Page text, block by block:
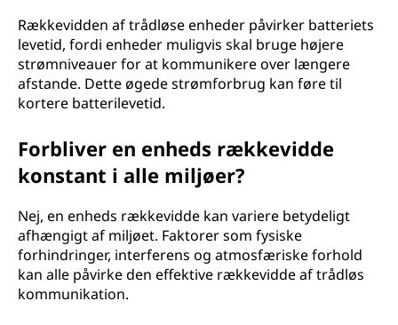
Rækkevidden af trådløse enheder påvirker batteriets
levetid, fordi enheder muligvis skal bruge højere
strømniveauer for at kommunikere over længere
afstande. Dette øgede strømforbrug kan føre til
kortere batterilevetid.
Forbliver en enheds rækkevidde
konstant i alle miljøer?
Nej, en enheds rækkevidde kan variere betydeligt
afhængigt af miljøet. Faktorer som fysiske
forhindringer, interferens og atmosfæriske forhold
kan alle påvirke den effektive rækkevidde af trådløs
kommunikation.